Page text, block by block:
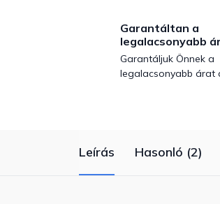
Garantáltan a
legalacsonyabb ár
Garantáljuk Önnek a
legalacsonyabb árat
Leírás Hasonló (2)